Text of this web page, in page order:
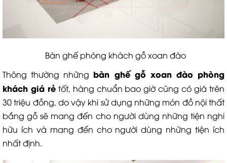
Bàn ghế phòng khách gỗ xoan đào
Thông thường những bàn ghế gỗ xoan đào phòng
khách giá rẻtốt, hàng chuẩn bao giờ cũng có giá trên
30 triệu đồng, do vậy khi sử dụng những món đồ nội thất
bắng gỗ sẽ mang đến cho người dùng những tiện nghi
hữu ích và mang đến cho người dùng những tiện ích
nhất định.